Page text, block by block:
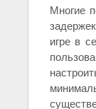
Многие
игре в